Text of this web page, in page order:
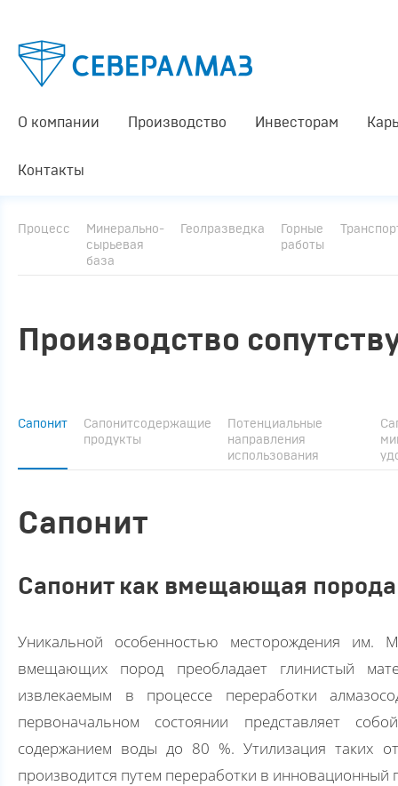
О компании Производство Инвесторам
Контакты
Процесс
Минерально-
сырьевая
база
Геолразведка
Горные
работы
Производство
Сапонит
Сапонитсодержащие
продукты
Потенциальные
направления
использования
Сапонит
Сапонит как вмещающая
Уникальной особенностью месторождения
вмещающих пород преобладает глинистый
извлекаемым в процессе переработки
первоначальном состоянии представляет
содержанием воды до 80 %. Утилизация таких
производится путем переработки в инновационный